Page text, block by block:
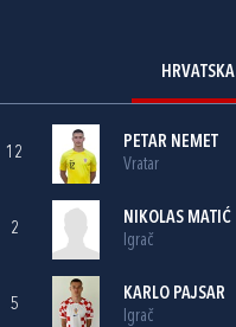
HRVATSKA
12
PETAR NEMET
Vratar
2
NIKOLAS MATIĆ
Igrač
5
KARLO PAJSAR
Igrač